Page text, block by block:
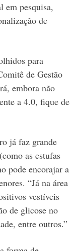
em pesquisa,
de
para
de Gestão
embora não
a 4.0, fique de
já faz grande
as estufas
pode encorajar a
“Já na área
vestíveis
de glicose no
entre outros.”